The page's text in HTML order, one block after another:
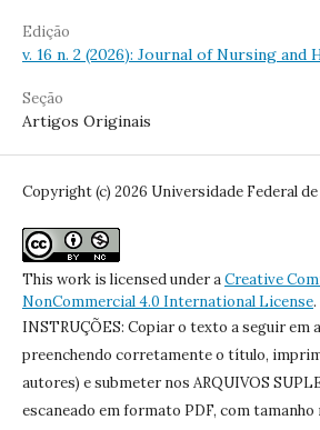
Edição
v. 16 n. 2 (2026): Journal of Nursing and
Seção
Artigos Originais
Copyright (c) 2026 Universidade Federal
This work is licensed under aCreative
NonCommercial 4.0 International License.
INSTRUÇÕES: Copiar o texto a seguir em
preenchendo corretamente o título,
autores) e submeter nos ARQUIVOS
escaneado em formato PDF, com tamanho